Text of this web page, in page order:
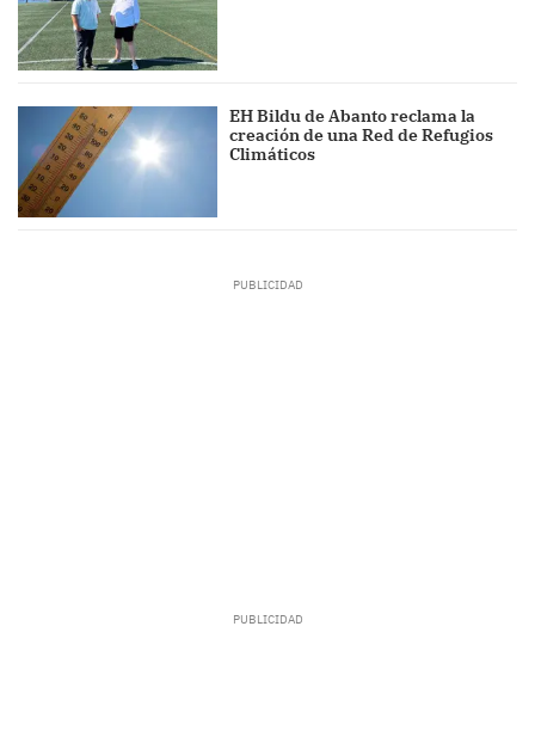
EH Bildu de Abanto reclama la
creación de una Red de Refugios
Climáticos